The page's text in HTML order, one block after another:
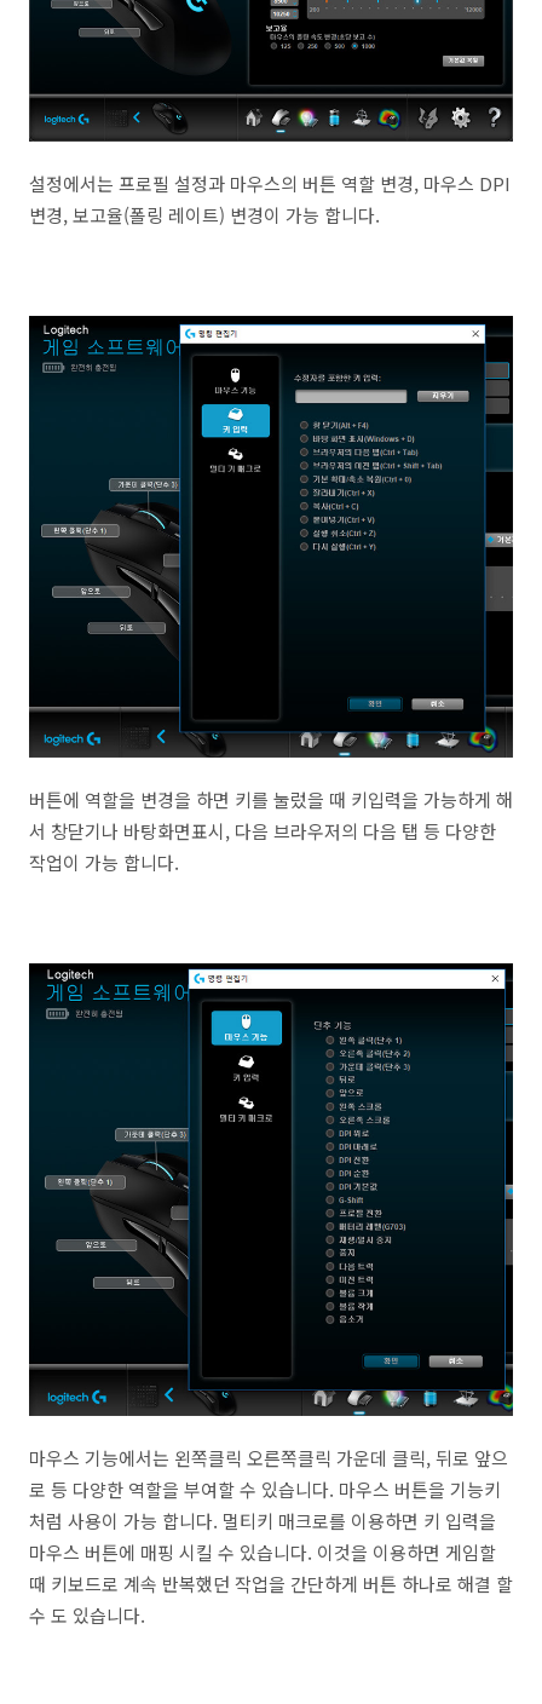
설정에서는 프로필 설정과 마우스의 버튼 역할 변경, 마우스 DPI
변경, 보고율(폴링 레이트) 변경이 가능 합니다.
버튼에 역할을 변경을 하면 키를 눌렀을 때 키입력을 가능하게 해
서 창닫기나 바탕화면표시, 다음 브라우저의 다음 탭 등 다양한
작업이 가능 합니다.
마우스 기능에서는 왼쪽클릭 오른쪽클릭 가운데 클릭, 뒤로 앞으
로 등 다양한 역할을 부여할 수 있습니다. 마우스 버튼을 기능키
처럼 사용이 가능 합니다. 멀티키 매크로를 이용하면 키 입력을
마우스 버튼에 매핑 시킬 수 있습니다. 이것을 이용하면 게임할
때 키보드로 계속 반복했던 작업을 간단하게 버튼 하나로 해결 할
수 도 있습니다.